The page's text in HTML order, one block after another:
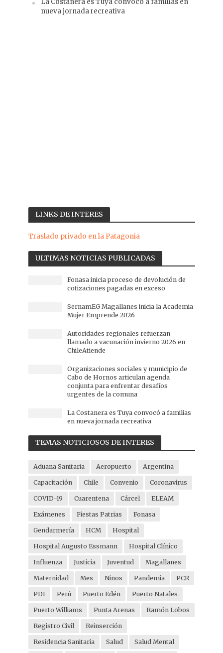
nueva jornada recreativa
LINKS DE INTERES
Traslado privado en la Patagonia
ULTIMAS NOTICIAS PUBLICADAS
Fonasa inicia proceso de devolución de
cotizaciones pagadas en exceso
SernamEG Magallanes inicia la Academia
Mujer Emprende 2026
Autoridades regionales refuerzan
llamado a vacunación invierno 2026 en
ChileAtiende
Organizaciones sociales y municipio de
Cabo de Hornos articulan agenda
conjunta para enfrentar desafíos
urgentes de la comuna
La Costanera es Tuya convocó a familias
en nueva jornada recreativa
TEMAS NOTICIOSOS DE INTERES
Aduana Sanitaria Aeropuerto Argentina
Capacitación Chile Convenio Coronavirus
COVID-19 Cuarentena Cárcel ELEAM
Exámenes Fiestas Patrias Fonasa
Gendarmería HCM Hospital
Hospital Augusto Essmann Hospital Clínico
Influenza Justicia Juventud Magallanes
Maternidad Mes Niños Pandemia PCR
PDI Perú Puerto Edén Puerto Natales
Puerto Williams Punta Arenas Ramón Lobos
Registro Civil Reinserción
Residencia Sanitaria Salud Salud Mental